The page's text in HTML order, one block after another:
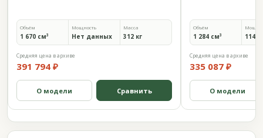
Объём
1 670 см³
Мощность
Нет данных
Масса
312 кг
Средняя цена в архиве
391 794 ₽
О модели Сравнить
Объём
1 284 см³ 114
Средняя цена в архиве
335 087 ₽
О модели